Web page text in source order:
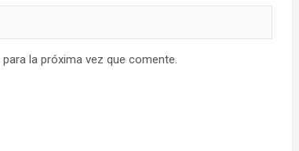
la próxima vez que comente.